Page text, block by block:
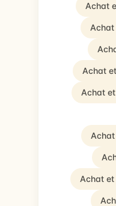
Achat
Achat
Achat
Achat
Achat et